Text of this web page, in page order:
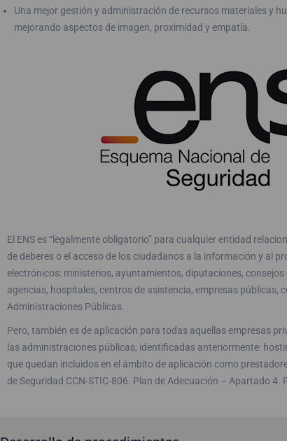
Una mejor gestión y administración de recursos materiales y
mejorando aspectos de imagen, proximidad y empatía.
El ENS es “legalmente obligatorio” para cualquier entidad
de deberes o el acceso de los ciudadanos a la información y al
electrónicos: ministerios, ayuntamientos, diputaciones,
agencias, hospitales, centros de asistencia, empresas públicas,
Administraciones Públicas.
Pero, también es de aplicación para todas aquellas empresas
las administraciones públicas, identificadas anteriormente:
que quedan incluidos en el ámbito de aplicación como
de Seguridad CCN-STIC-806. Plan de Adecuación – Apartado